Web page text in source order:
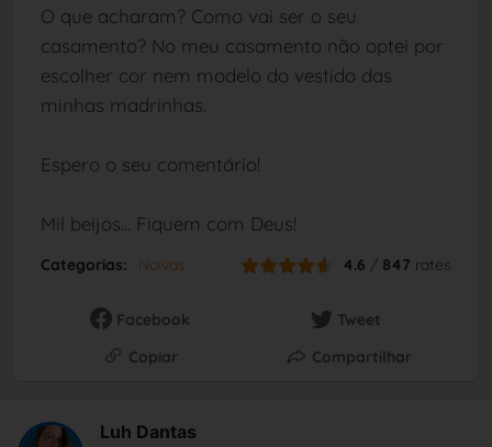
O que acharam? Como vai ser o seu
casamento? No meu casamento não optei por
escolher cor nem modelo do vestido das
minhas madrinhas.
Espero o seu comentário!
Mil beijos... Fiquem com Deus!
Categorias: Noivas 4.6 / 847 rates
Facebook
Tweet
Copiar
Compartilhar
Luh Dantas